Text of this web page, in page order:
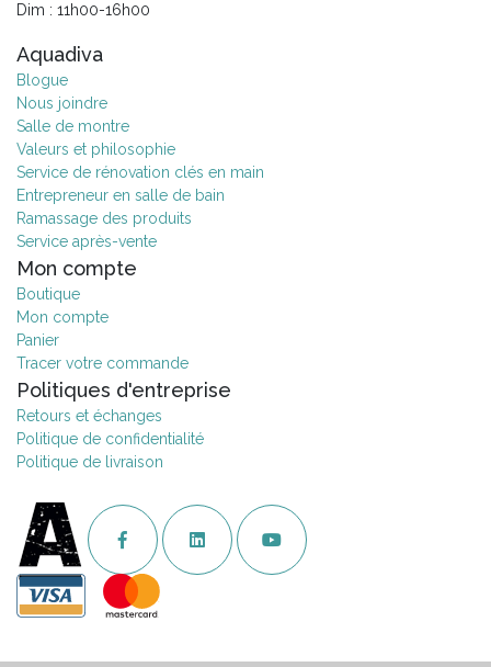
Dim : 11h00-16h00
Aquadiva
Blogue
Nous joindre
Salle de montre
Valeurs et philosophie
Service de rénovation clés en main
Entrepreneur en salle de bain
Ramassage des produits
Service après-vente
Mon compte
Boutique
Mon compte
Panier
Tracer votre commande
Politiques d'entreprise
Retours et échanges
Politique de confidentialité
Politique de livraison